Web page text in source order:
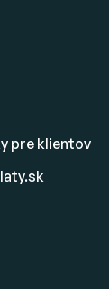
pre klientov